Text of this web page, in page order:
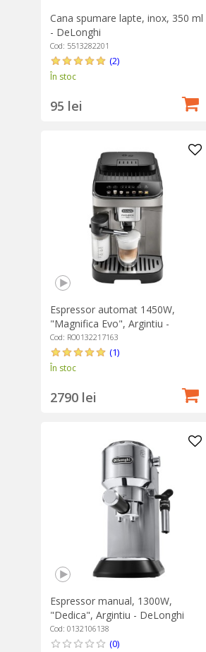
Cana spumare lapte, inox, 350 ml
- DeLonghi
Cod: 5513282201
(2)
În stoc
95 lei
Espressor automat 1450W,
"Magnifica Evo", Argintiu -
DeLonghi
Cod: RO0132217163
(1)
În stoc
2790 lei
Espressor manual, 1300W,
"Dedica", Argintiu - DeLonghi
Cod: 0132106138
(0)